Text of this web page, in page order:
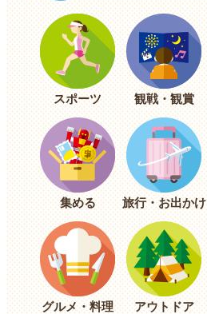
スポーツ 観戦・観賞
集める 旅行・お出かけ
グルメ・料理 アウトドア